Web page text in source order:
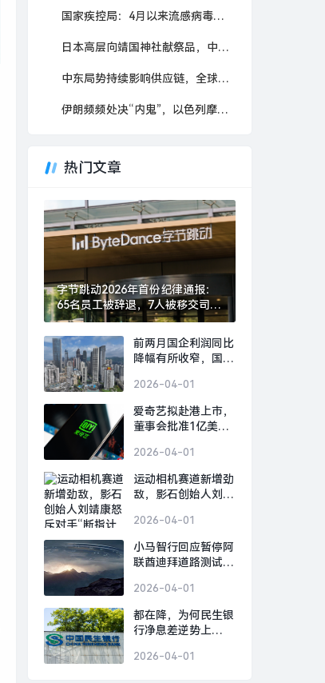
国家疾控局：4月以来流感病毒和鼻病毒活动水平呈上升趋势
日本高层向靖国神社献祭品，中国外交部：公然挑衅国际正义
中东局势持续影响供应链，全球最大避孕套生产商拟涨价30%
伊朗频频处决“内鬼”，以色列摩萨德是如何渗透的？
热门文章
字节跳动2026年首份纪律通报：
65名员工被辞退，7人被移交司法
机关|界面新闻 · 科技
前两月国企利润同比
降幅有所收窄，国资
支柱产业|界面新闻
2026-04-01
爱奇艺拟赴港上市，
董事会批准1亿美元
新闻 · 科技
2026-04-01
运动相机赛道新增劲
敌，影石创始人刘靖
划”恶意挖人|界面新
闻 · 科技
2026-04-01
小马智行回应暂停阿
联酋迪拜道路测试|
2026-04-01
都在降，为何民生银
行净息差逆势上
2026-04-01